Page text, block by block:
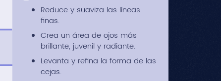
Reduce y suaviza las líneas
finas.
Crea un área de ojos más
brillante, juvenil y radiante.
Levanta y refina la forma de las
cejas.